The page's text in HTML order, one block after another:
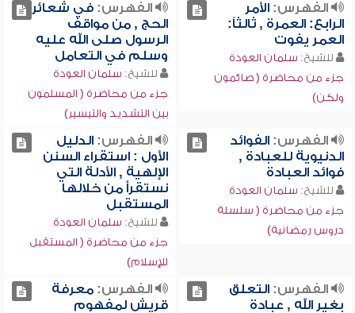
الفهرس:الأمر
الرابع: العمرة , ثالثاً:
العمر يفوت
للشيخ: سلمان العودة
جزء من محاضرة ( صائمون
ولكن)
الفهرس:في شعائر
الحج , من مواقف
الرسول صلى الله عليه
وسلم في التعامل
للشيخ: سلمان العودة
جزء من محاضرة ( المسلمون
بين التشديد والتيسير)
الفهرس:الفوائد
الدنيوية للعبادة ,
فوائد العبادة
للشيخ: سلمان العودة
جزء من محاضرة ( سلسلة
دروس رمضانية)
الفهرس:الدليل
الأول : استقراء السنن
الإلهية , الأدلة التي
نستقرأ من خلالها
المستقبل
للشيخ: سلمان العودة
جزء من محاضرة ( المستقبل
للإسلام)
الفهرس:التعلق
بغير الله , عبادة
الفهرس:معرفة
قريش لمفهوم